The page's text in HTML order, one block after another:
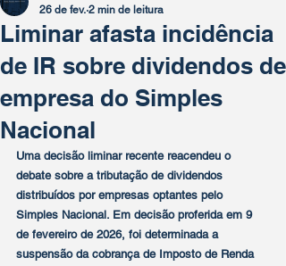
Liminar afasta incidência
de IR sobre dividendos de
empresa do Simples
Nacional
26 de fev. 2 min de leitura
Uma decisão liminar recente reacendeu o
debate sobre a tributação de dividendos
distribuídos por empresas optantes pelo
Simples Nacional. Em decisão proferida em 9
de fevereiro de 2026, foi determinada a
suspensão da cobrança de Imposto de Renda